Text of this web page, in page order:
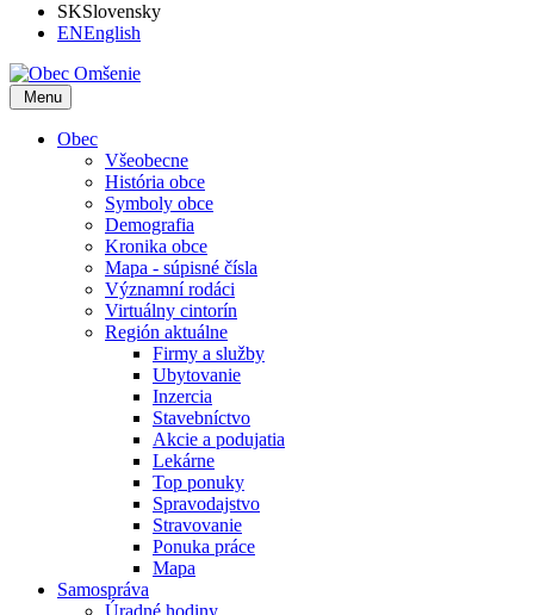
SKSlovensky
ENEnglish
Menu
Obec
Všeobecne
História obce
Symboly obce
Demografia
Kronika obce
Mapa - súpisné čísla
Významní rodáci
Virtuálny cintorín
Región aktuálne
Firmy a služby
Ubytovanie
Inzercia
Stavebníctvo
Akcie a podujatia
Lekárne
Top ponuky
Spravodajstvo
Stravovanie
Ponuka práce
Mapa
Samospráva
Úradné hodiny